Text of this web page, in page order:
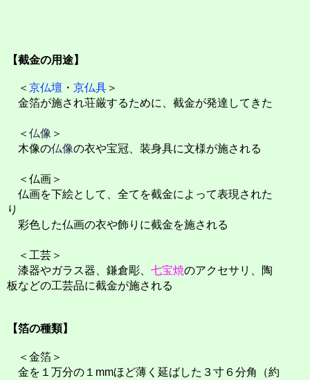
【截金の用途】
＜ 京仏壇 ・ 京仏具 ＞
金箔が施され荘厳するために、截金が発達してきた
＜ 仏像 ＞
木像の仏像の衣や宝冠、装身具に文様が施される
＜仏画＞
仏画を下絵として、全てを截金によって表現された
り
彩色した仏画の衣や飾りに截金を施される
＜工芸＞
漆器やガラス器、鎌倉彫、 七宝焼のアクセサリ、陶
板などの工芸品に截金が施される
【箔の種類】
＜金箔＞
金を１万分の１mmほど薄く延ばした３寸６分角（約